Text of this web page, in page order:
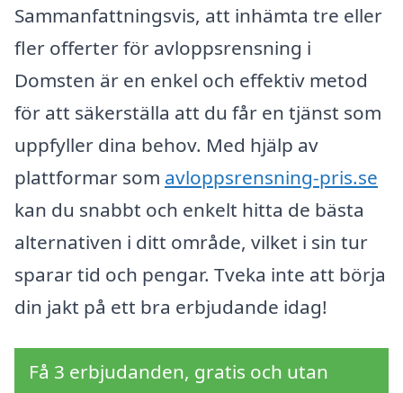
Sammanfattningsvis, att inhämta tre eller
fler offerter för avloppsrensning i
Domsten är en enkel och effektiv metod
för att säkerställa att du får en tjänst som
uppfyller dina behov. Med hjälp av
plattformar som avloppsrensning-pris.se
kan du snabbt och enkelt hitta de bästa
alternativen i ditt område, vilket i sin tur
sparar tid och pengar. Tveka inte att börja
din jakt på ett bra erbjudande idag!
Få 3 erbjudanden, gratis och utan